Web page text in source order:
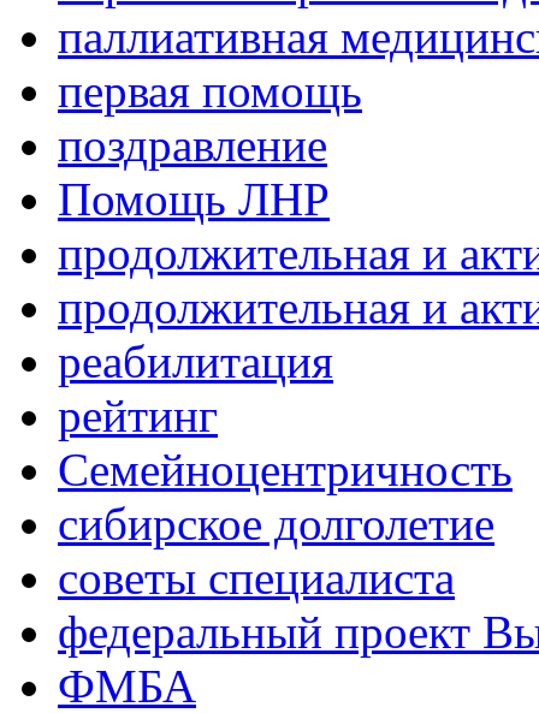
паллиативная
первая помощь
поздравление
Помощь ЛНР
продолжительная и
продолжительная и
реабилитация
рейтинг
Семейноцентричность
сибирское долголетие
советы специалиста
федеральный проект
ФМБА